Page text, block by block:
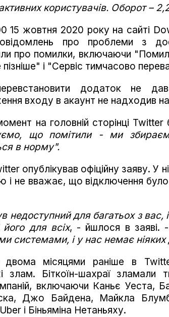
користувачів. Оборот –
15 жовтня 2020 року на сайті
про проблеми з
про помилки, включаючи
і "Сервіс тимчасово
додаток не
входу в акаунт не надходив на
на головній сторінці Twitter
що помітили - ми
в норму".
опублікував офіційну заяву.
і не вважає, що відключення
недоступний для багатьох з
його для всіх, - йшлося в заяві. -
системами, і у нас немає ніяких
місяцями раніше в Twitter
злам. Біткоїн-шахраї зламали
включаючи Каньє Уеста,
Джо Байдена, Майкла
і Біньяміна Нетаньяху.